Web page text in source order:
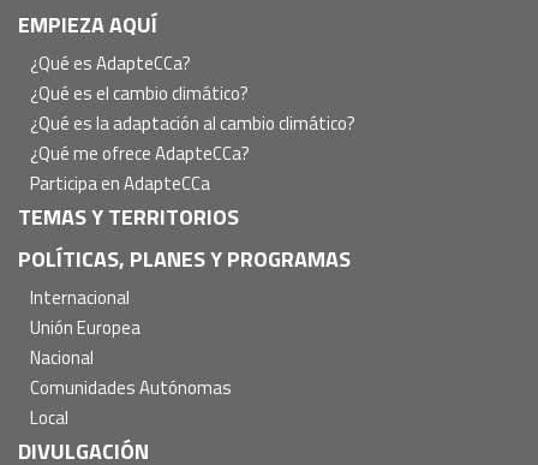
Navegación
principal
EMPIEZA AQUÍ
¿Qué es AdapteCCa?
¿Qué es el cambio climático?
¿Qué es la adaptación al cambio climático?
¿Qué me ofrece AdapteCCa?
Participa en AdapteCCa
TEMAS Y TERRITORIOS
POLÍTICAS, PLANES Y PROGRAMAS
Internacional
Unión Europea
Nacional
Comunidades Autónomas
Local
DIVULGACIÓN